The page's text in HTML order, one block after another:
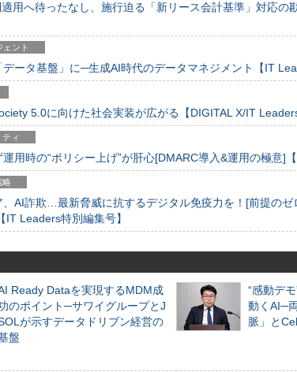
用へ待ったなし、施行迫る「新リース会計基準」対応の
ント
ータ基盤」に─生成AI時代のデータマネジメント【IT
5.0に向けた社会実装が広がる【DIGITAL X/IT
ティ
用時の“ポリシー上げ”が肝心[DMARC導入&運用の極意]
略
、AI詐欺…最新脅威に抗するデジタル免疫力を！[前提の
IT Leaders特別編集号】
Ready Dataを実現するMDM成
のポイント─サワイグループとJ
が示すデータドリブン経営の
盤
“感動デ
動くAI─
脈」と